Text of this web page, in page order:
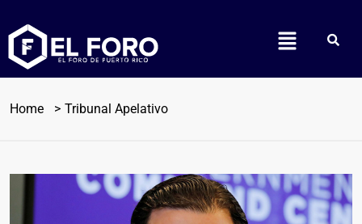
Home Tribunal Apelativo